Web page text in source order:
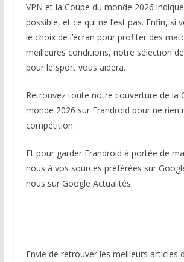
VPN et la Coupe du monde 2026
possible, et ce qui ne l’est pas. Enfin, si
le choix de l’écran pour profiter des
meilleures conditions, notre sélection
pour le sport vous aidera.
Retrouvez toute notre couverture de la
monde 2026 sur Frandroid pour ne rien
compétition.
Et pour garder Frandroid à portée de
nous à vos sources préférées sur
nous sur Google Actualités.
Envie de retrouver les meilleurs articles